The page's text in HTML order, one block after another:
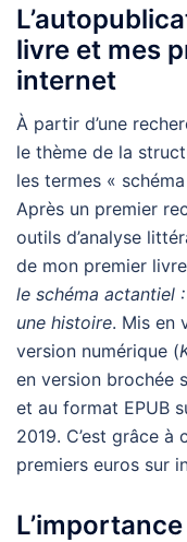
livre et mes
internet
À partir d’une
le thème de la
les termes «
Après un premier
outils d’analyse
de mon premier
le schéma actantiel
une histoire. Mis en
version numérique (
en version brochée
et au format EPUB
2019. C’est grâce à
premiers euros sur